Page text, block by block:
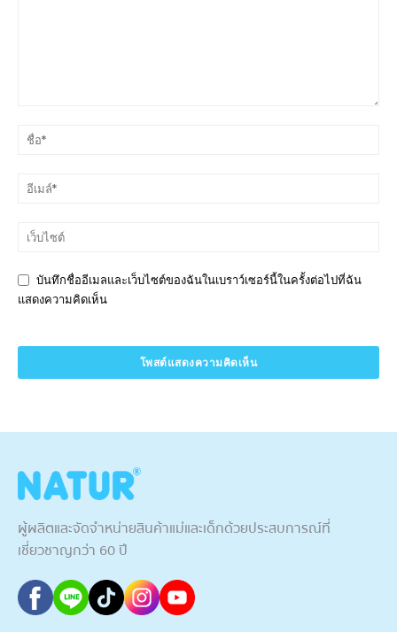
บันทึกชื่ออีเมลและเว็บไซต์ของฉันในเบราว์เซอร์นี้ในครั้งต่อไปที่ฉัน
แสดงความคิดเห็น
ผู้ผลิตและจัดจำหน่ายสินค้าแม่และเด็กด้วยประสบการณ์ที่
เชี่ยวชาญกว่า 60 ปี